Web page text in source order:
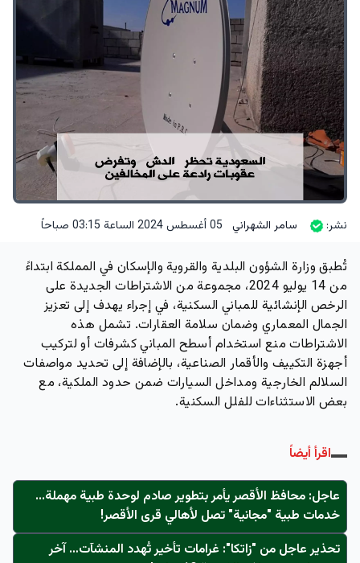
نشر: سامر الشهراني 05 أغسطس 2024 الساعة 03:15 صباحاً
تُطبق وزارة الشؤون البلدية والقروية والإسكان في المملكة ابتداءً
من 14 يوليو 2024، مجموعة من الاشتراطات الجديدة على
الرخص الإنشائية للمباني السكنية، في إجراء يهدف إلى تعزيز
الجمال المعماري وضمان سلامة العقارات. تشمل هذه
الاشتراطات منع استخدام أسطح المباني كشرفات أو لتركيب
أجهزة التكييف والأقمار الصناعية، بالإضافة إلى تحديد مواصفات
السلالم الخارجية ومداخل السيارات ضمن حدود الملكية، مع
بعض الاستثناءات للفلل السكنية.
اقرأ أيضاً
عاجل: محافظ الأقصر يأمر بتطوير صادم لوحدة طبية مهملة...
خدمات طبية "مجانية" تصل لأهالي قرى الأقصر!
تحذير عاجل من "زاتكا": غرامات تأخير تُهدد المنشآت… آخر